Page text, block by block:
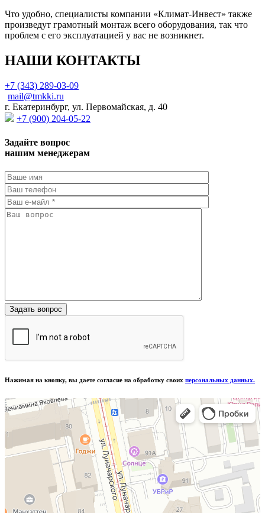
Что удобно, специалисты компании «Климат-Инвест» также
произведут грамотный монтаж всего оборудования, так что
проблем с его эксплуатацией у вас не возникнет.
НАШИ КОНТАКТЫ
+7 (343) 289-03-09
mail@tmkki.ru
г. Екатеринбург, ул. Первомайская, д. 40
+7 (900) 204-05-22
Задайте вопрос
нашим менеджерам
Нажимая на кнопку, вы даете согласие на обработку своих персональных данных.